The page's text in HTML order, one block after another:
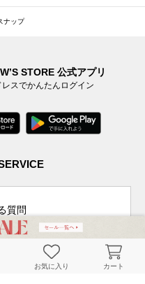
ナップ
STORE 公式アプリ
スでかんたんログイン
質問
お気に入り カート